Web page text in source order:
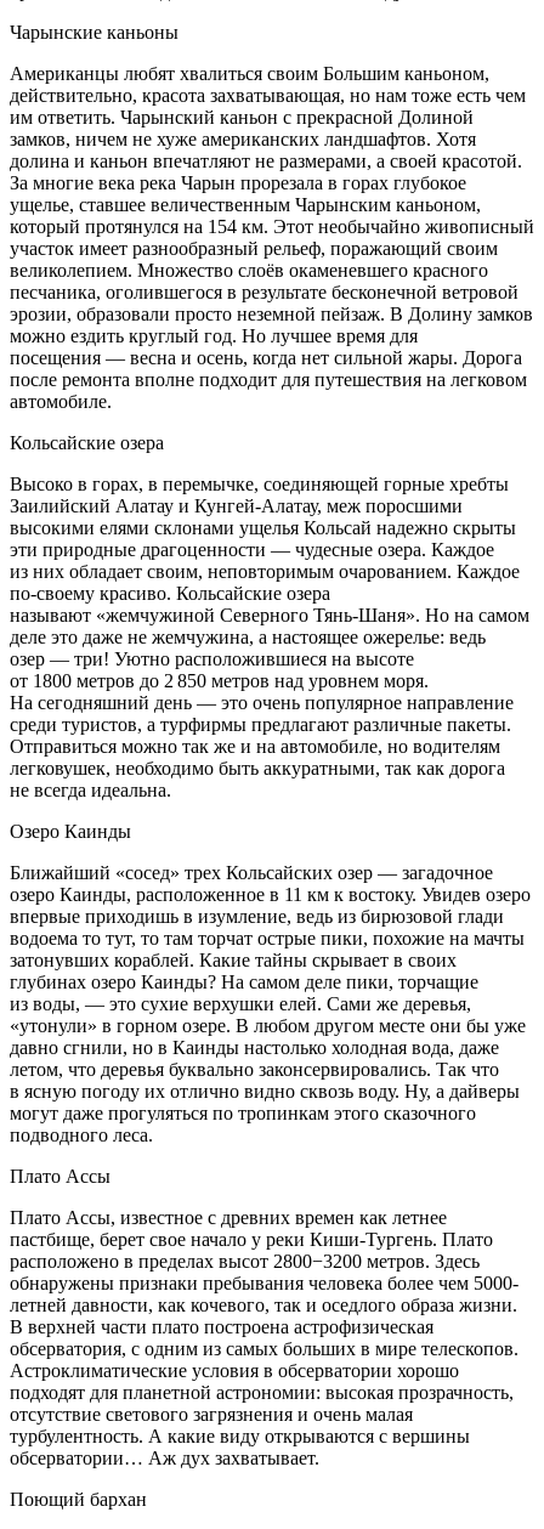
Чарынские каньоны
Американцы любят хвалиться своим Большим каньоном,
действительно, красота захватывающая, но нам тоже есть чем
им ответить. Чарынский каньон с прекрасной Долиной
замков, ничем не хуже американских ландшафтов. Хотя
долина и каньон впечатляют не размерами, а своей красотой.
За многие века река Чарын прорезала в горах глубокое
ущелье, ставшее величественным Чарынским каньоном,
который протянулся на 154 км. Этот необычайно живописный
участок имеет разнообразный рельеф, поражающий своим
великолепием. Множество слоёв окаменевшего красного
песчаника, оголившегося в результате бесконечной ветровой
эрозии, образовали просто неземной пейзаж. В Долину замков
можно ездить круглый год. Но лучшее время для
посещения — весна и осень, когда нет cильной жары. Дорога
после ремонта вполне подходит для путешествия на легковом
автомобиле.
Кольсайские озера
Высоко в горах, в перемычке, соединяющей горные хребты
Заилийский Алатау и Кунгей-Алатау, меж поросшими
высокими елями склонами ущелья Кольсай надежно скрыты
эти природные драгоценности — чудесные озера. Каждое
из них обладает своим, неповторимым очарованием. Каждое
по-своему красиво. Кольсайские озера
называют «жемчужиной Северного Тянь-Шаня». Но на самом
деле это даже не жемчужина, а настоящее ожерелье: ведь
озер — три! Уютно расположившиеся на высоте
от 1800 метров до 2 850 метров над уровнем моря.
На сегодняшний день — это очень популярное направление
среди туристов, а турфирмы предлагают различные пакеты.
Отправиться можно так же и на автомобиле, но водителям
легковушек, необходимо быть аккуратными, так как дорога
не всегда идеальна.
Озеро Каинды
Ближайший «сосед» трех Кольсайских озер — загадочное
озеро Каинды, расположенное в 11 км к востоку. Увидев озеро
впервые приходишь в изумление, ведь из бирюзовой глади
водоема то тут, то там торчат острые пики, похожие на мачты
затонувших кораблей. Какие тайны скрывает в своих
глубинах озеро Каинды? На самом деле пики, торчащие
из воды, — это сухие верхушки елей. Сами же деревья,
«утонули» в горном озере. В любом другом месте они бы уже
давно сгнили, но в Каинды настолько холодная вода, даже
летом, что деревья буквально законсервировались. Так что
в ясную погоду их отлично видно сквозь воду. Ну, а дайверы
могут даже прогуляться по тропинкам этого сказочного
подводного леса.
Плато Ассы
Плато Ассы, известное с древних времен как летнее
пастбище, берет свое начало у реки Киши-Тургень. Плато
расположено в пределах высот 2800−3200 метров. Здесь
обнаружены признаки пребывания человека более чем 5000-
летней давности, как кочевого, так и оседлого образа жизни.
В верхней части плато построена астрофизическая
обсерватория, с одним из самых больших в мире телескопов.
Астроклиматические условия в обсерватории хорошо
подходят для планетной астрономии: высокая прозрачность,
отсутствие светового загрязнения и очень малая
турбулентность. А какие виду открываются с вершины
обсерватории… Аж дух захватывает.
Поющий бархан